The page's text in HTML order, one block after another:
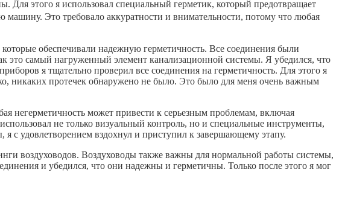
этого я использовал специальный герметик, который предотвращает
Это требовало аккуратности и внимательности, потому что любая
обеспечивали надежную герметичность. Все соединения были
это самый нагруженный элемент канализационной системы. Я убедился, что
я тщательно проверил все соединения на герметичность. Для этого я
никаких протечек обнаружено не было. Это было для меня очень важным
негерметичность может привести к серьезным проблемам, включая
не только визуальный контроль, но и специальные инструменты,
с удовлетворением вздохнул и приступил к завершающему этапу.
воздуховодов. Воздуховоды также важны для нормальной работы системы,
и убедился, что они надежны и герметичны. Только после этого я мог